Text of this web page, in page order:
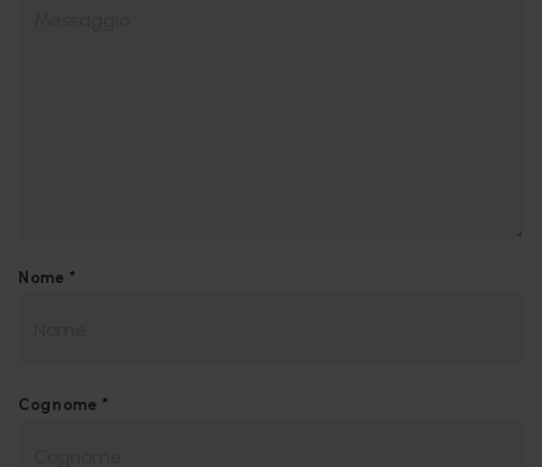
Nome *
Cognome *